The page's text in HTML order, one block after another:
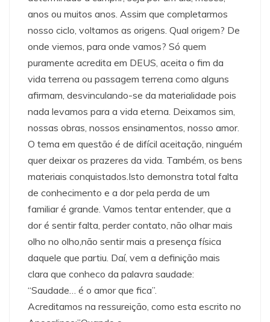
anos ou muitos anos. Assim que completarmos
nosso ciclo, voltamos as origens. Qual origem? De
onde viemos, para onde vamos? Só quem
puramente acredita em DEUS, aceita o fim da
vida terrena ou passagem terrena como alguns
afirmam, desvinculando-se da materialidade pois
nada levamos para a vida eterna. Deixamos sim,
nossas obras, nossos ensinamentos, nosso amor.
O tema em questão é de difícil aceitação, ninguém
quer deixar os prazeres da vida. Também, os bens
materiais conquistados.Isto demonstra total falta
de conhecimento e a dor pela perda de um
familiar é grande. Vamos tentar entender, que a
dor é sentir falta, perder contato, não olhar mais
olho no olho,não sentir mais a presença física
daquele que partiu. Daí, vem a definição mais
clara que conheco da palavra saudade:
“Saudade… é o amor que fica”.
Acreditamos na ressureição, como esta escrito no